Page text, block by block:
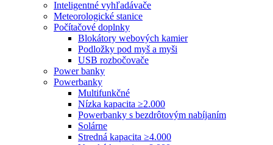
Inteligentné vyhľadávače
Meteorologické stanice
Počítačové doplnky
Blokátory webových kamier
Podložky pod myš a myši
USB rozbočovače
Power banky
Powerbanky
Multifunkčné
Nízka kapacita ≥2.000
Powerbanky s bezdrôtovým nabíjaním
Solárne
Stredná kapacita ≥4.000